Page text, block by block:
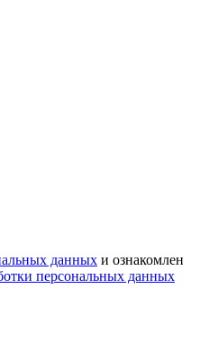
данных и ознакомлен
персональных данных